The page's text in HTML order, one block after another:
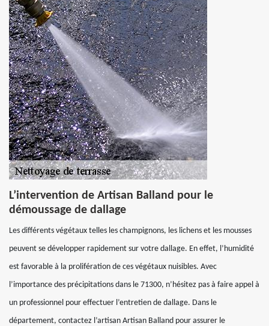
L’intervention de Artisan Balland pour le
démoussage de dallage
Les différents végétaux telles les champignons, les lichens et les mousses
peuvent se développer rapidement sur votre dallage. En effet, l’humidité
est favorable à la prolifération de ces végétaux nuisibles. Avec
l’importance des précipitations dans le 71300, n’hésitez pas à faire appel à
un professionnel pour effectuer l’entretien de dallage. Dans le
département, contactez l’artisan Artisan Balland pour assurer le